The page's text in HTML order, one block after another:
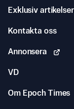
Exklusiv
Kontakta oss
Annonsera
VD
Om Epoch Times